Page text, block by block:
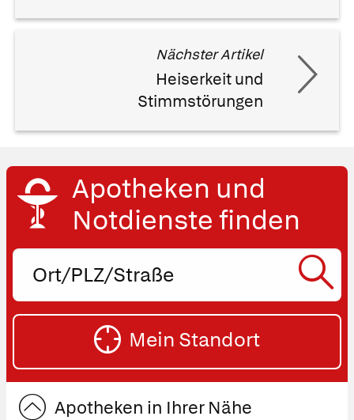
Nächster Artikel
Heiserkeit und
Stimmstörungen
Apotheken und
Notdienste finden
Ort,
oder
Straße
Mein Standort
Apotheken in Ihrer Nähe